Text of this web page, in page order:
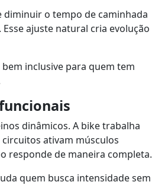
diminuir o tempo de caminhada
ajuste natural cria evolução
inclusive para quem tem
dinâmicos. A bike trabalha
ativam músculos
responde de maneira completa.
quem busca intensidade sem